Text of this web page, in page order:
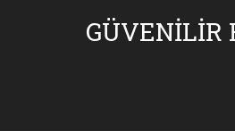
GÜVENILIR